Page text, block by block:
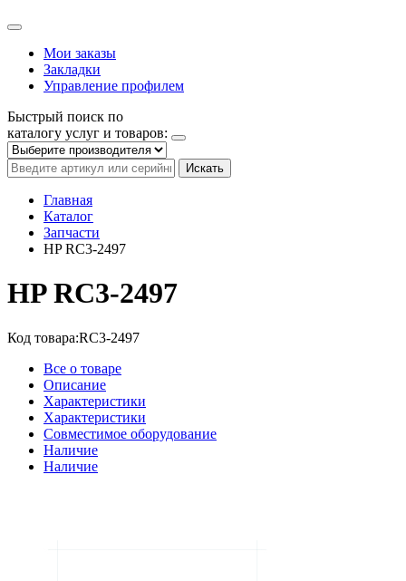
Мои заказы
Закладки
Управление профилем
Быстрый поиск по
каталогу услуг и товаров:
Искать
Главная
Каталог
Запчасти
HP RC3-2497
HP RC3-2497
Код товара:RC3-2497
Все о товаре
Описание
Характеристики
Характеристики
Совместимое оборудование
Наличие
Наличие